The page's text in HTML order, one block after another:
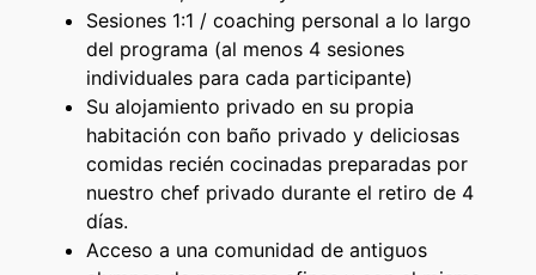
Sesiones 1:1 / coaching personal a lo largo
del programa (al menos 4 sesiones
individuales para cada participante)
Su alojamiento privado en su propia
habitación con baño privado y deliciosas
comidas recién cocinadas preparadas por
nuestro chef privado durante el retiro de 4
días.
Acceso a una comunidad de antiguos